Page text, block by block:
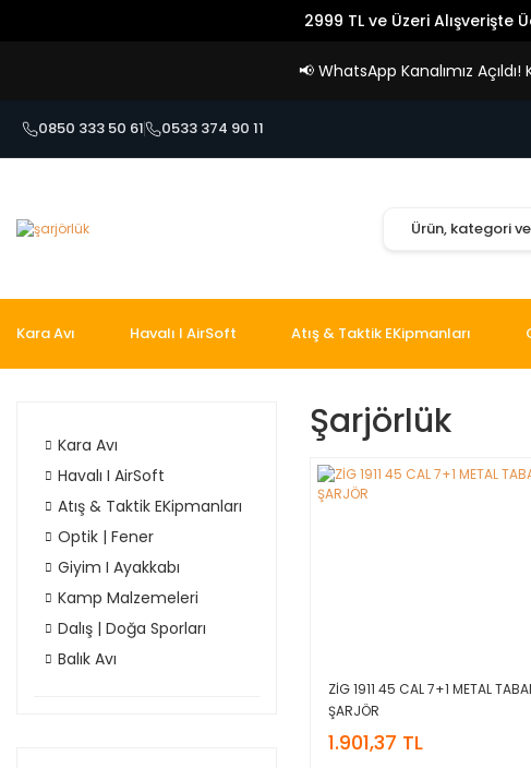
2999 TL ve Üzeri Alışverişte
📢 WhatsApp Kanalımız
0850 333 50 61 0533 374 90 11
Kara Avı Havalı I AirSoft Atış & Taktik EKipmanları
Kara Avı
Havalı I AirSoft
Atış & Taktik EKipmanları
Optik | Fener
Giyim I Ayakkabı
Kamp Malzemeleri
Dalış | Doğa Sporları
Balık Avı
Şarjörlük
ZİG 1911 45 CAL 7+1 METAL
ŞARJÖR
1.901,37 TL